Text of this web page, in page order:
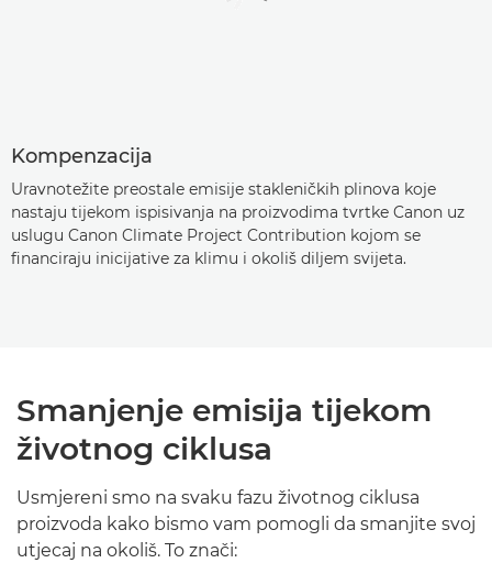
Kompenzacija
Uravnotežite preostale emisije stakleničkih plinova koje
nastaju tijekom ispisivanja na proizvodima tvrtke Canon uz
uslugu Canon Climate Project Contribution kojom se
financiraju inicijative za klimu i okoliš diljem svijeta.
Smanjenje emisija tijekom
životnog ciklusa
Usmjereni smo na svaku fazu životnog ciklusa
proizvoda kako bismo vam pomogli da smanjite svoj
utjecaj na okoliš. To znači: